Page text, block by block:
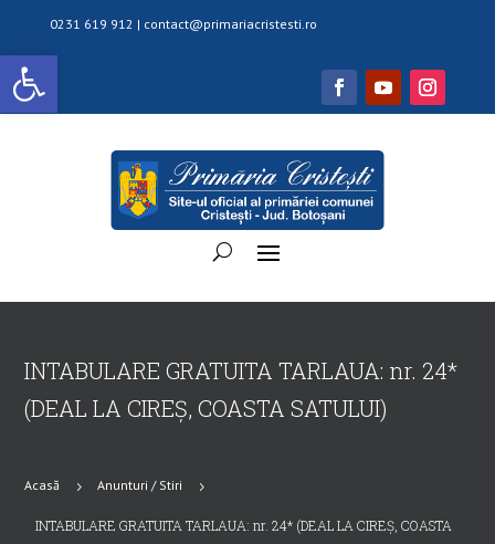
Deschide bara de unelte
0231 619 912 | contact@primariacristesti.ro
INTABULARE GRATUITA TARLAUA: nr. 24*
(DEAL LA CIREȘ, COASTA SATULUI)
Acasă 5 Anunturi / Stiri 5
INTABULARE GRATUITA TARLAUA: nr. 24* (DEAL LA CIREȘ, COASTA